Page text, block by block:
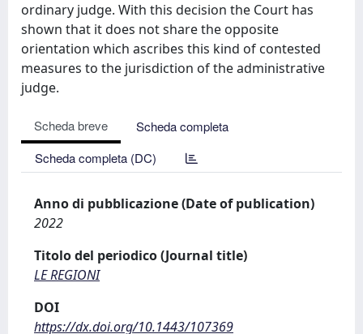
ordinary judge. With this decision the Court has
shown that it does not share the opposite
orientation which ascribes this kind of contested
measures to the jurisdiction of the administrative
judge.
Scheda breve
Scheda completa
Scheda completa (DC)
Anno di pubblicazione (Date of publication)
2022
Titolo del periodico (Journal title)
LE REGIONI
DOI
https://dx.doi.org/10.1443/107369